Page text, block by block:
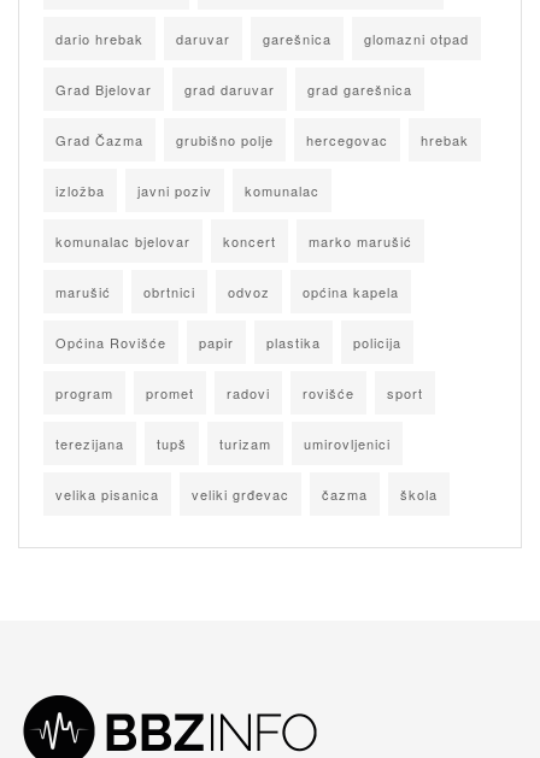
dario hrebak daruvar garešnica glomazni otpad
Grad Bjelovar grad daruvar grad garešnica
Grad Čazma grubišno polje hercegovac hrebak
izložba javni poziv komunalac
komunalac bjelovar koncert marko marušić
marušić obrtnici odvoz općina kapela
Općina Rovišće papir plastika policija
program promet radovi rovišće sport
terezijana tupš turizam umirovljenici
velika pisanica veliki grđevac čazma škola